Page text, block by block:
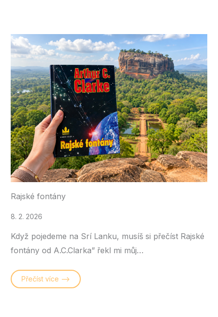
Rajské fontány
8. 2. 2026
Když pojedeme na Srí Lanku, musíš si přečíst Rajské
fontány od A.C.Clarka” řekl mi můj…
Přečíst více –>